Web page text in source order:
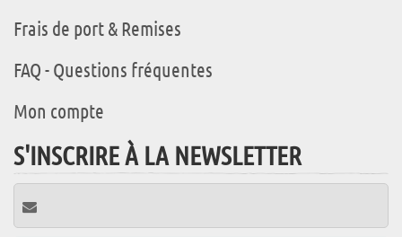
Frais de port & Remises
FAQ - Questions fréquentes
Mon compte
S'INSCRIRE À LA NEWSLETTER